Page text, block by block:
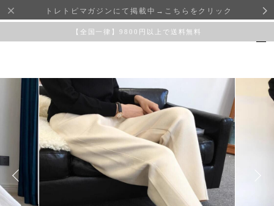
トレトピマガジンにて掲載中→こちらをクリック
【全国一律】9800円以上で送料無料